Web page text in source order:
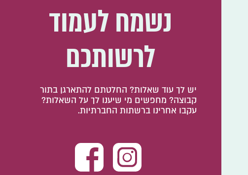
נשמח לעמוד
לרשותכם
יש לך עוד שאלות? החלטתם להתארגן בתור
קבוצה? מחפשים מי שיענו לך על השאלות?
עקבו אחרינו ברשתות החברתיות.